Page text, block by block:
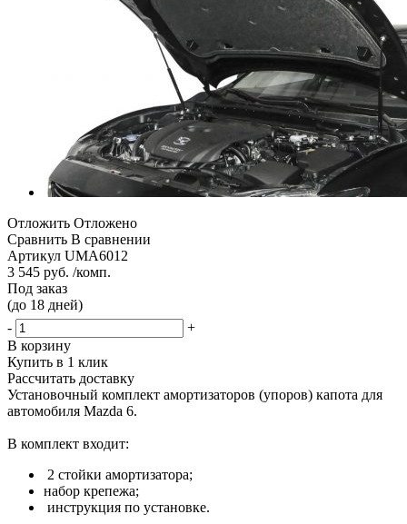
Отложить Отложено
Сравнить В сравнении
Артикул UMA6012
3 545 руб. /комп.
Под заказ
(до 18 дней)
-
+
В корзину
Купить в 1 клик
Рассчитать доставку
Установочный комплект амортизаторов (упоров) капота для
автомобиля Mazda 6.
В комплект входит:
2 стойки амортизатора;
набор крепежа;
инструкция по установке.